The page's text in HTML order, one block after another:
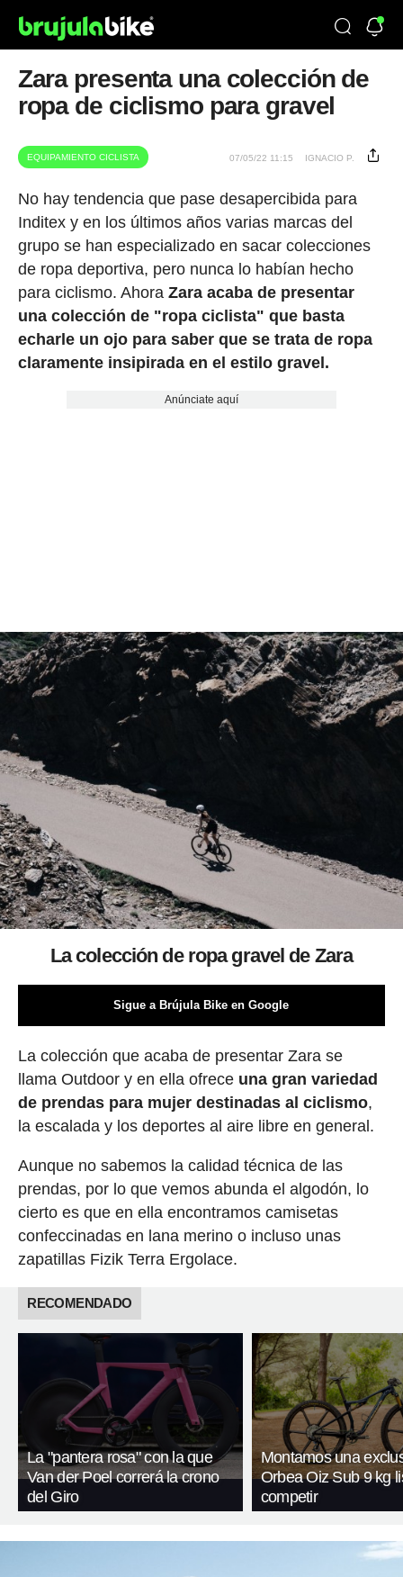
Zara presenta una colección de
ropa de ciclismo para gravel
EQUIPAMIENTO CICLISTA 07/05/22 11:15 IGNACIO P.
No hay tendencia que pase desapercibida para
Inditex y en los últimos años varias marcas del
grupo se han especializado en sacar colecciones
de ropa deportiva, pero nunca lo habían hecho
para ciclismo. Ahora Zara acaba de presentar
una colección de "ropa ciclista" que basta
echarle un ojo para saber que se trata de ropa
claramente insipirada en el estilo gravel.
Anúnciate aquí
La colección de ropa gravel de Zara
Sigue a Brújula Bike en Google
La colección que acaba de presentar Zara se
llama Outdoor y en ella ofrece una gran variedad
de prendas para mujer destinadas al ciclismo,
la escalada y los deportes al aire libre en general.
Aunque no sabemos la calidad técnica de las
prendas, por lo que vemos abunda el algodón, lo
cierto es que en ella encontramos camisetas
confeccinadas en lana merino o incluso unas
zapatillas Fizik Terra Ergolace.
RECOMENDADO
La "pantera rosa" con la que
Van der Poel correrá la crono
del Giro
Montamos una
Orbea Oiz Sub 9 kg
competir